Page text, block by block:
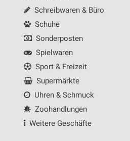
Schreibwaren & Büro
Schuhe
Sonderposten
Spielwaren
Sport & Freizeit
Supermärkte
Uhren & Schmuck
Zoohandlungen
Weitere Geschäfte